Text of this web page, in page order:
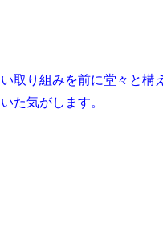
取り組みを前に堂々と
た気がします。